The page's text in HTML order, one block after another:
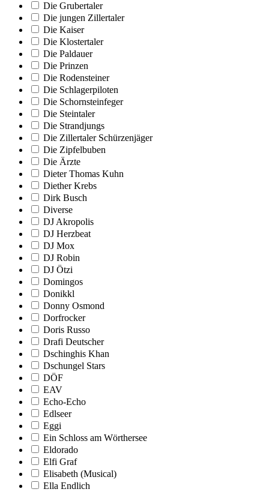
Die Grubertaler
Die jungen Zillertaler
Die Kaiser
Die Klostertaler
Die Paldauer
Die Prinzen
Die Rodensteiner
Die Schlagerpiloten
Die Schornsteinfeger
Die Steintaler
Die Strandjungs
Die Zillertaler Schürzenjäger
Die Zipfelbuben
Die Ärzte
Dieter Thomas Kuhn
Diether Krebs
Dirk Busch
Diverse
DJ Akropolis
DJ Herzbeat
DJ Mox
DJ Robin
DJ Ötzi
Domingos
Donikkl
Donny Osmond
Dorfrocker
Doris Russo
Drafi Deutscher
Dschinghis Khan
Dschungel Stars
DÖF
EAV
Echo-Echo
Edlseer
Eggi
Ein Schloss am Wörthersee
Eldorado
Elfi Graf
Elisabeth (Musical)
Ella Endlich